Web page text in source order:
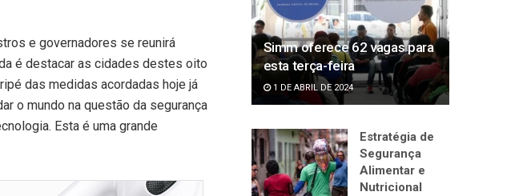
e governadores se reunirá
é destacar as cidades destes oito
das medidas acordadas hoje já
o mundo na questão da segurança
Esta é uma grande
Simm oferece 62 vagas para
esta terça-feira
1 DE ABRIL DE 2024
Estratégia de
Segurança
Alimentar e
Nutricional